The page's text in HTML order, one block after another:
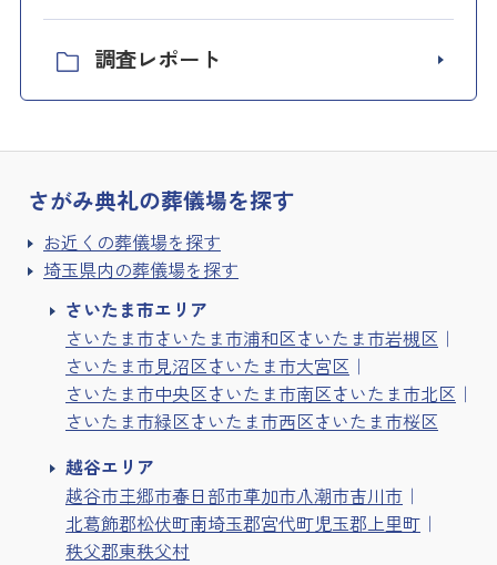
調査レポート
さがみ典礼の葬儀場を探す
お近くの葬儀場を探す
埼玉県内の葬儀場を探す
さいたま市エリア
さいたま市さいたま市浦和区さいたま市岩槻区
さいたま市見沼区さいたま市大宮区
さいたま市中央区さいたま市南区さいたま市北区
さいたま市緑区さいたま市西区さいたま市桜区
越谷エリア
越谷市三郷市春日部市草加市八潮市吉川市
北葛飾郡松伏町南埼玉郡宮代町児玉郡上里町
秩父郡東秩父村